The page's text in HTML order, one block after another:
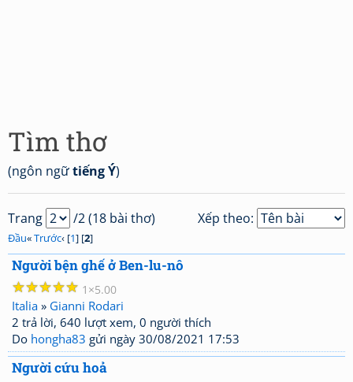
Tìm thơ
(ngôn ngữtiếng Ý)
Xếp theo:
Trang /2 (18 bài thơ)
Đầu«Trước‹ [1] [2]
Người bện ghế ở Ben-lu-nô
☆
☆
☆
☆
☆ 1 5.00
Italia » Gianni Rodari
2 trả lời, 640 lượt xem, 0 người thích
Do hongha83 gửi ngày 30/08/2021 17:53
Người cứu hoả